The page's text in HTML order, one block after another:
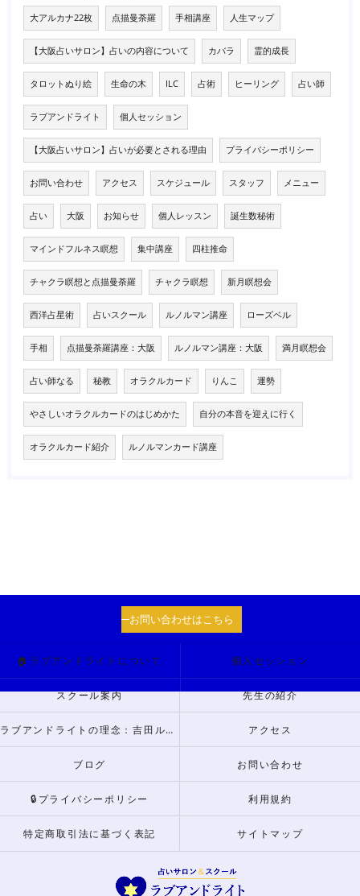
大アルカナ22枚 点描曼荼羅 手相講座 人生マップ
【大阪占いサロン】占いの内容について カバラ 霊的成長
タロットぬり絵 生命の木 ILC 占術 ヒーリング 占い師
ラブアンドライト 個人セッション
【大阪占いサロン】占いが必要とされる理由 プライバシーポリシー
お問い合わせ アクセス スケジュール スタッフ メニュー
占い 大阪 お知らせ 個人レッスン 誕生数秘術
マインドフルネス瞑想 集中講座 四柱推命
チャクラ瞑想と点描曼荼羅 チャクラ瞑想 新月瞑想会
西洋占星術 占いスクール ルノルマン講座 ローズベル
手相 点描曼荼羅講座：大阪 ルノルマン講座：大阪 満月瞑想会
占い師なる 秘教 オラクルカード りんこ 運勢
やさしいオラクルカードのはじめかた 自分の本音を迎えに行く
オラクルカード紹介 ルノルマンカード講座
お問い合わせはこちら
🏠ラブアンドライトについて 個人セッション
スクール案内 先生の紹介
ラブアンドライトの理念：吉田ルナからのメッセージ アクセス
ブログ お問い合わせ
🔒プライバシーポリシー 利用規約
特定商取引法に基づく表記 サイトマップ